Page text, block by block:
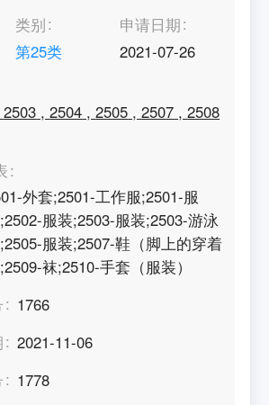
类别
第25类
申请日期
2021-07-26
2503 ,2504 ,2505 ,2507 ,2508
外套;2501-工作服;2501-服
服装;2503-服装;2503-游泳
服装;2507-鞋（脚上的穿着
袜;2510-手套（服装）
1766
2021-11-06
1778